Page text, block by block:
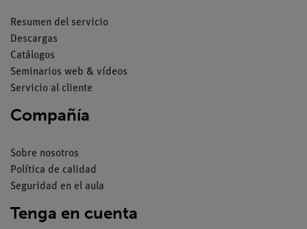
Resumen del servicio
Descargas
Catálogos
Seminarios web & vídeos
Servicio al cliente
Compañía
Sobre nosotros
Política de calidad
Seguridad en el aula
Tenga en cuenta